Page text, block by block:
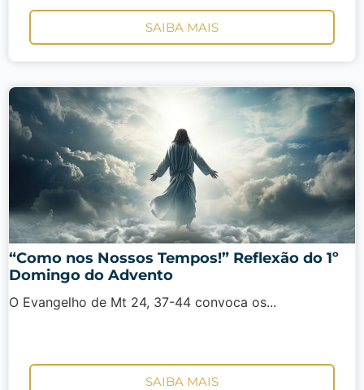
SAIBA MAIS
“Como nos Nossos Tempos!” Reflexão do 1º
Domingo do Advento
O Evangelho de Mt 24, 37-44 convoca os...
SAIBA MAIS